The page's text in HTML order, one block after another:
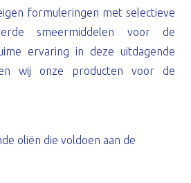
formuleringen met selectieve
smeermiddelen voor de
ervaring in deze uitdagende
wij onze producten voor de
oliën die voldoen aan de